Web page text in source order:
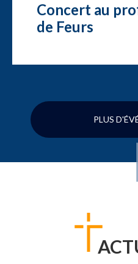
Concert au
de Feurs
PLUS